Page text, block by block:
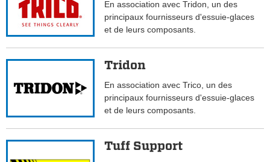
En association avec Tridon, un des
principaux fournisseurs d'essuie-glaces
et de leurs composants.
Tridon
En association avec Trico, un des
principaux fournisseurs d'essuie-glaces
et de leurs composants.
Tuff Support